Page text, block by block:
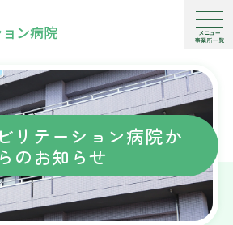
リテーション病院か
らのお知らせ
ン病院